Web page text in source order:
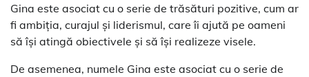
Gina este asociat cu o serie de trăsături pozitive, cum ar
fi ambiția, curajul și liderismul, care îi ajută pe oameni
să își atingă obiectivele și să își realizeze visele.
De asemenea, numele Gina este asociat cu o serie de